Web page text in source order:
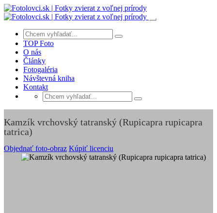
TOP Foto
O nás
Články
Fotogaléria
Návštevná kniha
Kontakt
Kamzík vrchovský tatranský (Rupicapra rupicapra
tatrica)
Objednať foto-obraz Kúpiť licenciu